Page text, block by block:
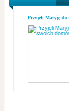
Przyjęli Maryję do